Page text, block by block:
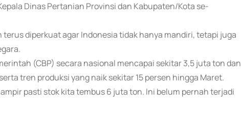
Dinas Pertanian Provinsi dan Kabupaten/Kota se-
diperkuat agar Indonesia tidak hanya mandiri, tetapi juga
(CBP) secara nasional mencapai sekitar 3,5 juta ton dan
tren produksi yang naik sekitar 15 persen hingga Maret.
pasti stok kita tembus 6 juta ton. Ini belum pernah terjadi